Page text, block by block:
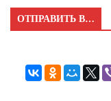
ОТПРАВИТЬ В…